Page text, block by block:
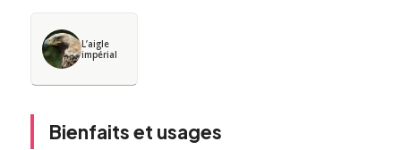
L’aigle
impérial
Bienfaits et usages